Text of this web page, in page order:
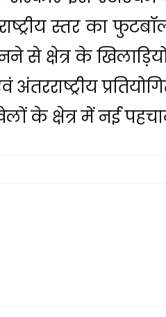
स्तर का
से क्षेत्र के
अंतरराष्ट्रीय
के क्षेत्र में नई